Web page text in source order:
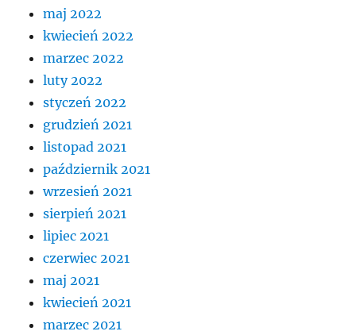
maj 2022
kwiecień 2022
marzec 2022
luty 2022
styczeń 2022
grudzień 2021
listopad 2021
październik 2021
wrzesień 2021
sierpień 2021
lipiec 2021
czerwiec 2021
maj 2021
kwiecień 2021
marzec 2021